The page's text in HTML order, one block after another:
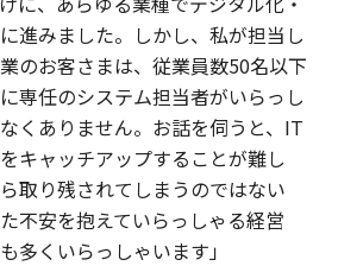
進みました。しかし、私が担当し
のお客さまは、従業員数50名以下
専任のシステム担当者がいらっし
くありません。お話を伺うと、IT
キャッチアップすることが難し
取り残されてしまうのではない
不安を抱えていらっしゃる経営
多くいらっしゃいます」